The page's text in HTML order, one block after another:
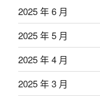
2025 年 6 月
2025 年 5 月
2025 年 4 月
2025 年 3 月